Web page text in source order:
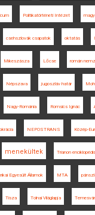
Politikatörténeti Intézet
csehszlovák csapatok oktatás
Mikeszásza Lőcse román
Népszava jugoszláv határ
Nagy-Románia Romsics Ignác
NEPOSTRANS Közép-
menekültek Trianon enciklopédia
Egyesült Államok MTA
Tisza Tolnai Világlapja Temesvár